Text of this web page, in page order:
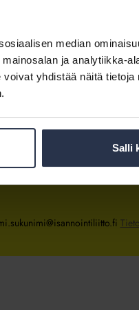
median
ja analytiikka-
yhdistää näitä tietoja
Salli